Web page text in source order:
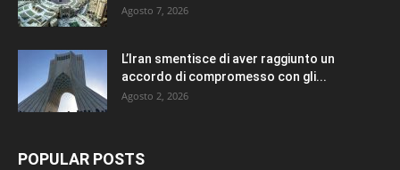
Agosto 7, 2026
L’Iran smentisce di aver raggiunto un
accordo di compromesso con gli...
Agosto 2, 2026
POPULAR POSTS